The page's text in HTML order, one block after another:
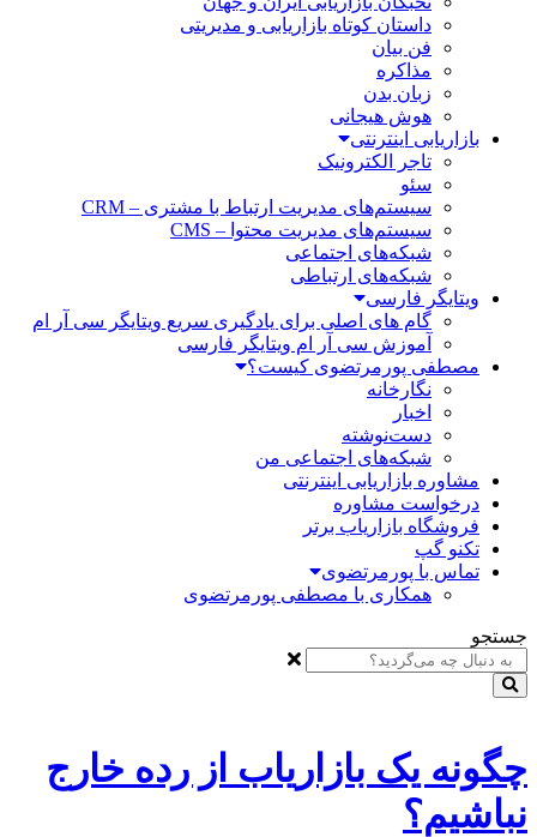
داستان کوتاه بازاریابی و مدیریتی
فن بیان
مذاکره
زبان بدن
هوش هیجانی
بازاریابی اینترنتی
تاجر الکترونیک
سئو
سیستم‌های مدیریت ارتباط با مشتری – CRM
سیستم‌های مدیریت محتوا – CMS
شبکه‌های اجتماعی
شبکه‌های ارتباطی
ویتایگر فارسی
گام های اصلی برای یادگیری سریع ویتایگر سی آر ام
آموزش سی آر ام ویتایگر فارسی
مصطفی پورمرتضوی کیست؟
نگارخانه
اخبار
دست‌نوشته
شبکه‌های اجتماعی من
مشاوره بازاریابی اینترنتی
درخواست مشاوره
فروشگاه بازاریاب برتر
تکنو گپ
تماس با پورمرتضوی
همکاری با مصطفی پورمرتضوی
جستجو
چگونه یک بازاریاب از رده خارج
نباشیم؟